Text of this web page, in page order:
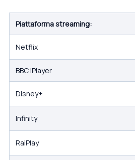
Piattaforma streaming:
Netflix
BBC iPlayer
Disney+
Infinity
RaiPlay